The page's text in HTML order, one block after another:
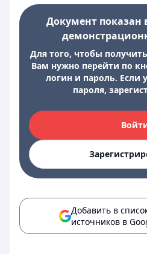
Документ показан
Для того, чтобы
Вам нужно перейти по
логин и пароль. Если
пароля,
Добавить в
источников в